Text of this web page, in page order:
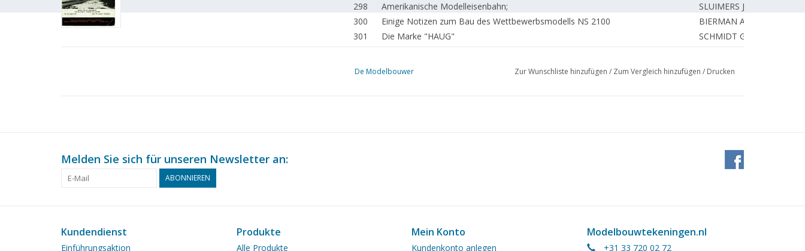
298
Amerikanische Modelleisenbahn;
SLUIMERS J.
300
Einige Notizen zum Bau des Wettbewerbsmodells NS 2100
BIERMAN A.
301
Die Marke "HAUG"
SCHMIDT G.
304
Eine Schonerbrigg aus dem Jahr 1857. (Zeichnung) TL 1
KELLEN van der C.
SCHMIDT G.
OEGEMA J.
Die "Vulcanus" als Modell. Das erste hochseetüchtige Motorschiff und 60 Jahre
Schiffsdiesel.
BOES A.
De Modelbouwer Zur Wunschliste hinzufügen / Zum Vergleich hinzufügen / Drucken
Melden Sie sich für unseren Newsletter an:
ABONNIEREN
Kundendienst
Einführungsaktion
Produkte
Alle Produkte
Mein Konto
Kundenkonto anlegen
Modelbouwtekeningen.nl
+31 33 720 02 72